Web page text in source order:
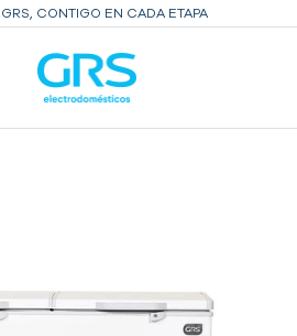
CONTIGO EN CADA ETAPA